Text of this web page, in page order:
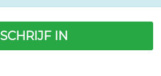
SCHRIJF IN